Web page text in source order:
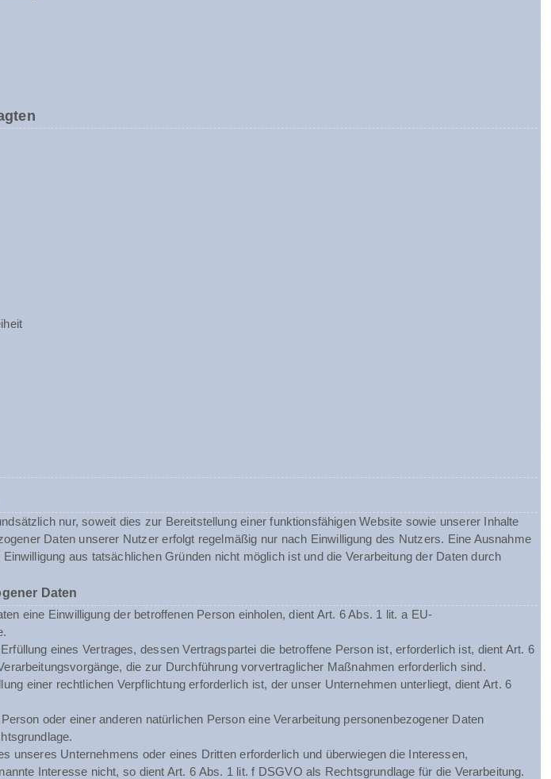
nur, soweit dies zur Bereitstellung einer funktionsfähigen Website sowie unserer Inhalte
Daten unserer Nutzer erfolgt regelmäßig nur nach Einwilligung des Nutzers. Eine Ausnahme
aus tatsächlichen Gründen nicht möglich ist und die Verarbeitung der Daten durch
Daten
eine Einwilligung der betroffenen Person einholen, dient Art. 6 Abs. 1 lit. a EU-
eines Vertrages, dessen Vertragspartei die betroffene Person ist, erforderlich ist, dient Art. 6
die zur Durchführung vorvertraglicher Maßnahmen erforderlich sind.
einer rechtlichen Verpflichtung erforderlich ist, der unser Unternehmen unterliegt, dient Art. 6
oder einer anderen natürlichen Person eine Verarbeitung personenbezogener Daten
unseres Unternehmens oder eines Dritten erforderlich und überwiegen die Interessen,
Interesse nicht, so dient Art. 6 Abs. 1 lit. f DSGVO als Rechtsgrundlage für die Verarbeitung.